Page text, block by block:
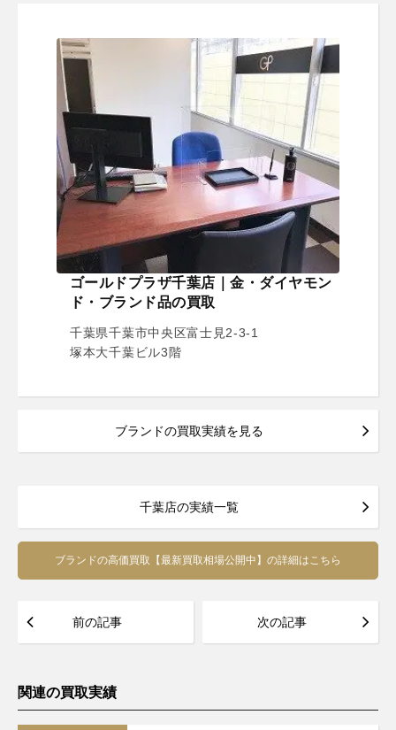
ゴールドプラザ千葉店｜金・ダイヤモン
ド・ブランド品の買取
千葉県千葉市中央区富士見2-3-1
塚本大千葉ビル3階
ブランドの買取実績を見る
千葉店の実績一覧
ブランドの高価買取【最新買取相場公開中】の詳細はこちら
前の記事 次の記事
関連の買取実績